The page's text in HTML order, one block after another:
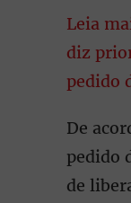
Leia
diz
pedido
De
pedido
de